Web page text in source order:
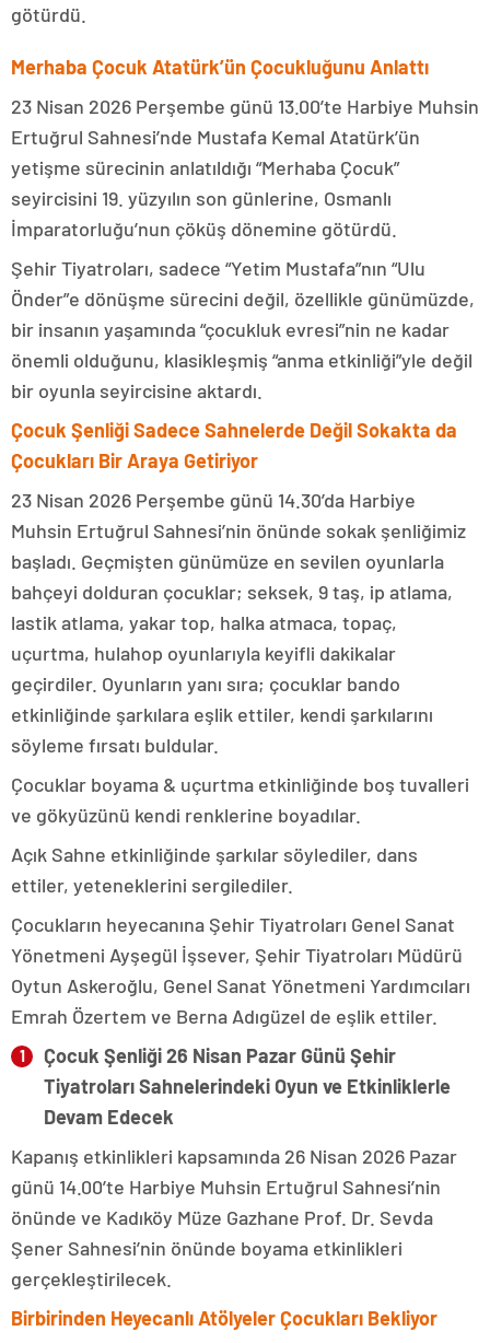
götürdü.
Merhaba Çocuk Atatürk’ün Çocukluğunu Anlattı
23 Nisan 2026 Perşembe günü 13.00’te Harbiye Muhsin
Ertuğrul Sahnesi’nde Mustafa Kemal Atatürk’ün
yetişme sürecinin anlatıldığı “Merhaba Çocuk”
seyircisini 19. yüzyılın son günlerine, Osmanlı
İmparatorluğu’nun çöküş dönemine götürdü.
Şehir Tiyatroları, sadece “Yetim Mustafa”nın “Ulu
Önder”e dönüşme sürecini değil, özellikle günümüzde,
bir insanın yaşamında “çocukluk evresi”nin ne kadar
önemli olduğunu, klasikleşmiş “anma etkinliği”yle değil
bir oyunla seyircisine aktardı.
Çocuk Şenliği Sadece Sahnelerde Değil Sokakta da
Çocukları Bir Araya Getiriyor
23 Nisan 2026 Perşembe günü 14.30’da Harbiye
Muhsin Ertuğrul Sahnesi’nin önünde sokak şenliğimiz
başladı. Geçmişten günümüze en sevilen oyunlarla
bahçeyi dolduran çocuklar; seksek, 9 taş, ip atlama,
lastik atlama, yakar top, halka atmaca, topaç,
uçurtma, hulahop oyunlarıyla keyifli dakikalar
geçirdiler. Oyunların yanı sıra; çocuklar bando
etkinliğinde şarkılara eşlik ettiler, kendi şarkılarını
söyleme fırsatı buldular.
Çocuklar boyama & uçurtma etkinliğinde boş tuvalleri
ve gökyüzünü kendi renklerine boyadılar.
Açık Sahne etkinliğinde şarkılar söylediler, dans
ettiler, yeteneklerini sergilediler.
Çocukların heyecanına Şehir Tiyatroları Genel Sanat
Yönetmeni Ayşegül İşsever, Şehir Tiyatroları Müdürü
Oytun Askeroğlu, Genel Sanat Yönetmeni Yardımcıları
Emrah Özertem ve Berna Adıgüzel de eşlik ettiler.
Çocuk Şenliği 26 Nisan Pazar Günü Şehir
Tiyatroları Sahnelerindeki Oyun ve Etkinliklerle
Devam Edecek
Kapanış etkinlikleri kapsamında 26 Nisan 2026 Pazar
günü 14.00’te Harbiye Muhsin Ertuğrul Sahnesi’nin
önünde ve Kadıköy Müze Gazhane Prof. Dr. Sevda
Şener Sahnesi’nin önünde boyama etkinlikleri
gerçekleştirilecek.
Birbirinden Heyecanlı Atölyeler Çocukları Bekliyor